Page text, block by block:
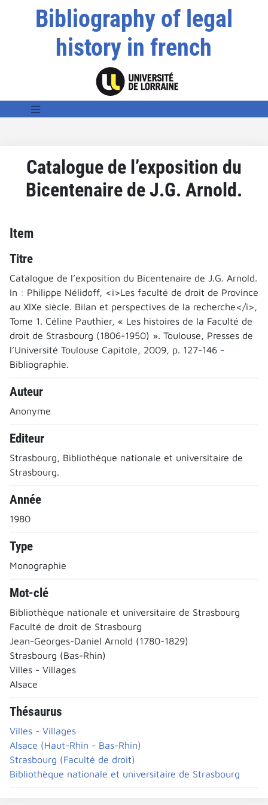
Bibliography of legal
history in french
Catalogue de l’exposition du
Bicentenaire de J.G. Arnold.
Item
Titre
Catalogue de l’exposition du Bicentenaire de J.G. Arnold.
In : Philippe Nélidoff, <i>Les faculté de droit de Province
au XIXe siècle. Bilan et perspectives de la recherche</i>,
Tome 1. Céline Pauthier, « Les histoires de la Faculté de
droit de Strasbourg (1806-1950) ». Toulouse, Presses de
l’Université Toulouse Capitole, 2009, p. 127-146 -
Bibliographie.
Auteur
Anonyme
Editeur
Strasbourg, Bibliothèque nationale et universitaire de
Strasbourg.
Année
1980
Type
Monographie
Mot-clé
Bibliothèque nationale et universitaire de Strasbourg
Faculté de droit de Strasbourg
Jean-Georges-Daniel Arnold (1780-1829)
Strasbourg (Bas-Rhin)
Villes - Villages
Alsace
Thésaurus
Villes - Villages
Alsace (Haut-Rhin - Bas-Rhin)
Strasbourg (Faculté de droit)
Bibliothèque nationale et universitaire de Strasbourg